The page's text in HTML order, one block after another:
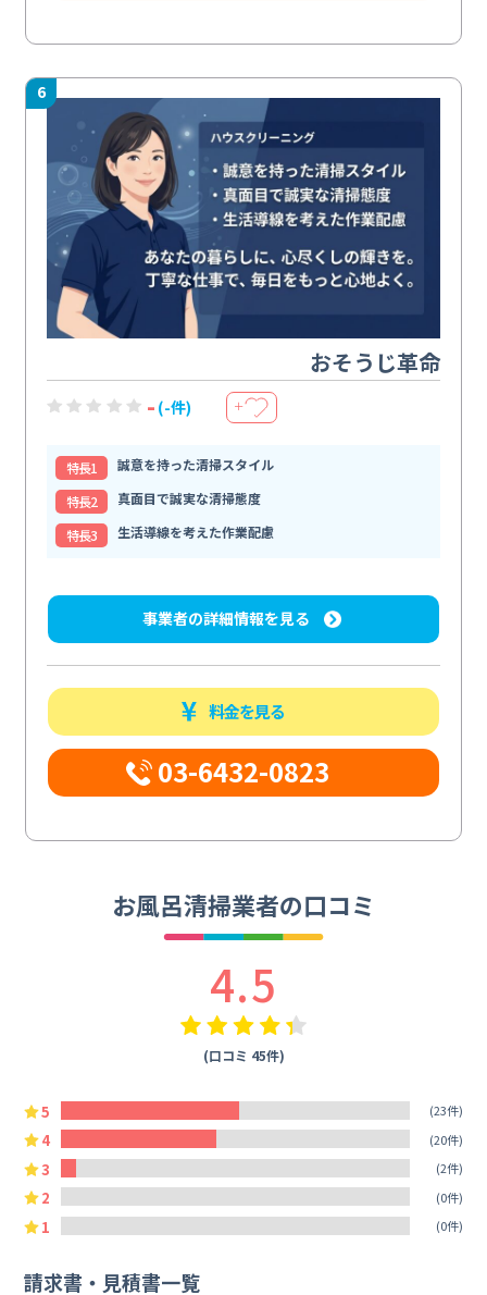
6
おそうじ革命
- (-件) ＋
特⻑1
誠意を持った清掃スタイル
特⻑2
真面目で誠実な清掃態度
特⻑3
生活導線を考えた作業配慮
事業者の詳細情報を見る
料金を見る
03-6432-0823
お風呂清掃業者の口コミ
4.5
(口コミ 45件)
5 (23件)
4 (20件)
3 (2件)
2 (0件)
1 (0件)
請求書・見積書一覧